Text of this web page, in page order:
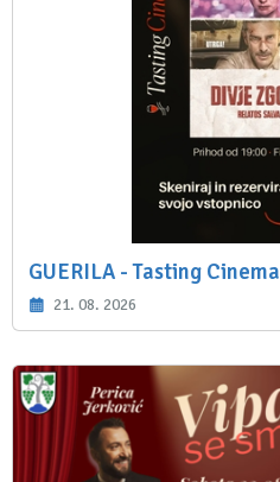
GUERILA - Tasting Cinema
21. 08. 2026